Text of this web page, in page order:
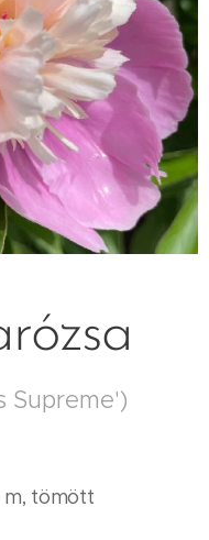
Supreme')
m, tömött